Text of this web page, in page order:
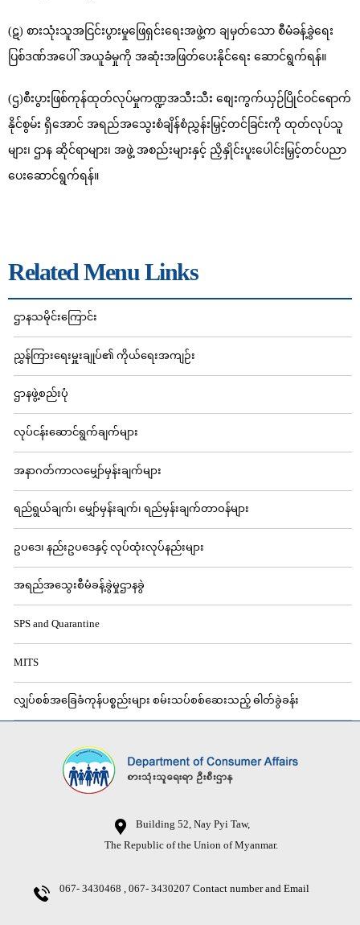
(ဋ) စားသုံးသူအငြင်းပွားမှုဖြေရှင်းရေးအဖွဲ့က ချမှတ်သော စီမံခန့်ခွဲရေး
ပြစ်ဒဏ်အပေါ် အယူခံမှုကို အဆုံးအဖြတ်ပေးနိုင်ရေး ဆောင်ရွက်ရန်။
(ဌ)စီးပွားဖြစ်ကုန်ထုတ်လုပ်မှုကဏ္ဍအသီးသီး စျေးကွက်ယှဉ်ပြိုင်ဝင်ရောက်
နိုင်စွမ်း ရှိအောင် အရည်အသွေးစံချိန်စံညွှန်းမြှင့်တင်ခြင်းကို ထုတ်လုပ်သူ
များ၊ ဌာန ဆိုင်ရာများ၊ အဖွဲ့ အစည်းများနှင့် ညှိနှိုင်းပူးပေါင်းမြှင့်တင်ပညာ
ပေးဆောင်ရွက်ရန်။
Related Menu Links
ဌာနသမိုင်းကြောင်း
ညွှန်ကြားရေးမှူးချုပ်၏ ကိုယ်ရေးအကျဉ်း
ဌာနဖွဲ့စည်းပုံ
လုပ်ငန်းဆောင်ရွက်ချက်များ
အနာဂတ်ကာလမျှော်မှန်းချက်များ
ရည်ရွယ်ချက်၊ မျှော်မှန်းချက်၊ ရည်မှန်းချက်တာဝန်များ
ဥပဒေ၊ နည်းဥပဒေနှင့် လုပ်ထုံးလုပ်နည်းများ
အရည်အသွေးစီမံခန့်ခွဲမှုဌာနခွဲ
SPS and Quarantine
MITS
လျှပ်စစ်အခြေခံကုန်ပစ္စည်းများ စမ်းသပ်စစ်ဆေးသည့် ဓါတ်ခွဲခန်း
Building 52, Nay Pyi Taw,
The Republic of the Union of Myanmar.
067- 3430468 , 067- 3430207 Contact number and Email